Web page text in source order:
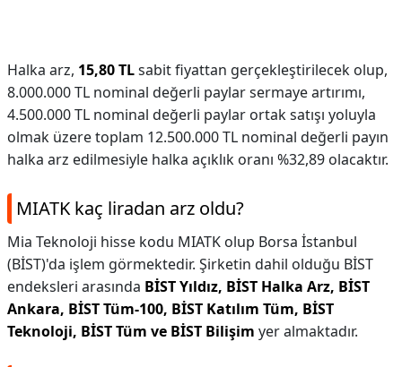
Halka arz, 15,80 TLsabit fiyattan gerçekleştirilecek olup,
8.000.000 TL nominal değerli paylar sermaye artırımı,
4.500.000 TL nominal değerli paylar ortak satışı yoluyla
olmak üzere toplam 12.500.000 TL nominal değerli payın
halka arz edilmesiyle halka açıklık oranı %32,89 olacaktır.
MIATK kaç liradan arz oldu?
Mia Teknoloji hisse kodu MIATK olup Borsa İstanbul
(BİST)'da işlem görmektedir. Şirketin dahil olduğu BİST
endeksleri arasında BİST Yıldız, BİST Halka Arz, BİST
Ankara, BİST Tüm-100, BİST Katılım Tüm, BİST
Teknoloji, BİST Tüm ve BİST Bilişim yer almaktadır.